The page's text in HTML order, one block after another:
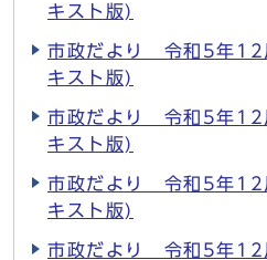
キスト版)
市政だより 令和5年
キスト版)
市政だより 令和5年
キスト版)
市政だより 令和5年
キスト版)
市政だより 令和5年